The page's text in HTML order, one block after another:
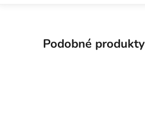
Podobné produkty